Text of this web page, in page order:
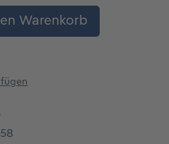
den gewünschten
Warenkorb